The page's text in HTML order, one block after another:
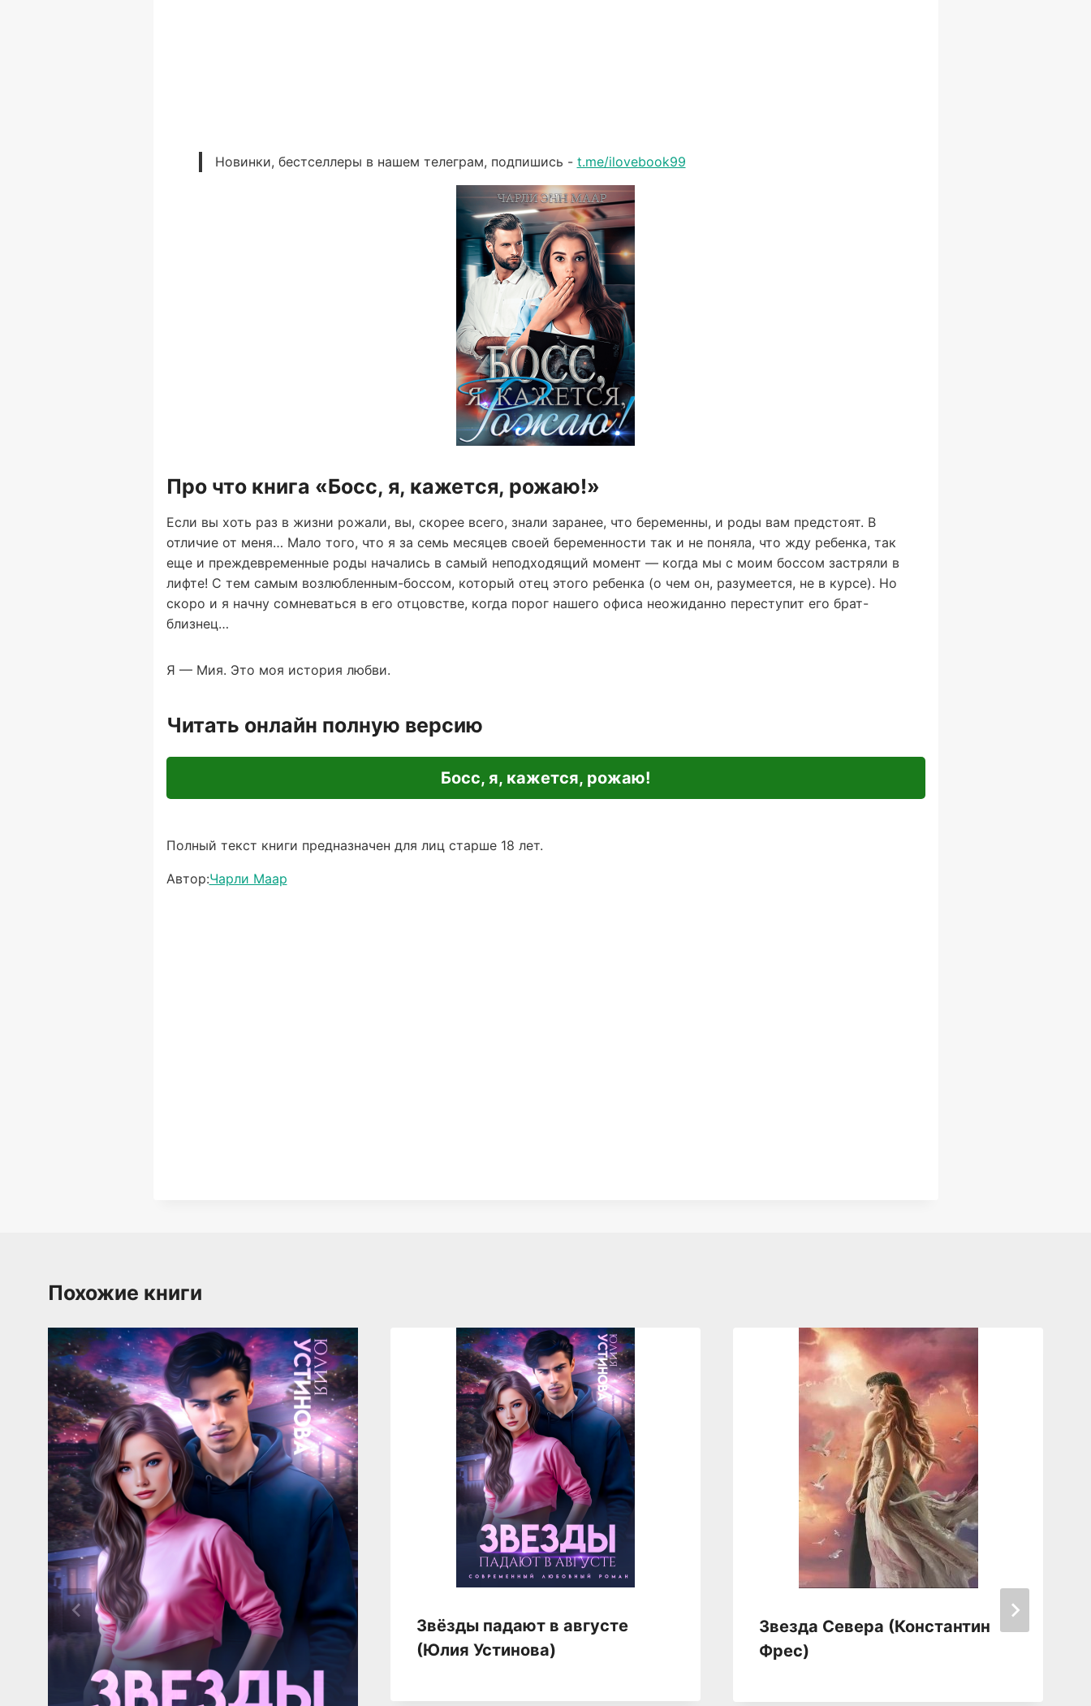
Новинки, бестселлеры в нашем телеграм, подпишись - t.me/ilovebook99
Про что книга «Босс, я, кажется, рожаю!»
Если вы хоть раз в жизни рожали, вы, скорее всего, знали заранее, что беременны, и роды вам предстоят. В
отличие от меня… Мало того, что я за семь месяцев своей беременности так и не поняла, что жду ребенка, так
еще и преждевременные роды начались в самый неподходящий момент — когда мы с моим боссом застряли в
лифте! С тем самым возлюбленным-боссом, который отец этого ребенка (о чем он, разумеется, не в курсе). Но
скоро и я начну сомневаться в его отцовстве, когда порог нашего офиса неожиданно переступит его брат-
близнец…
Я — Мия. Это моя история любви.
Читать онлайн полную версию
Босс, я, кажется, рожаю!
Полный текст книги предназначен для лиц старше 18 лет.
Автор:Чарли Маар
Похожие книги
Звёзды падают в августе
(Юлия Устинова)
Звезда Севера (Константин
Фрес)